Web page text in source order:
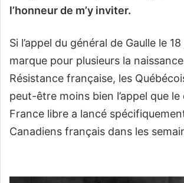
l’honneur de m’y inviter.
Si l’appel du général de Gaulle le
marque pour plusieurs la
Résistance française, les
peut-être moins bien l’appel que le
France libre a lancé
Canadiens français dans les